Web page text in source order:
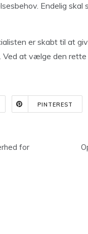
Endelig skal
er skabt til at
at vælge den rette
PINTEREST
for